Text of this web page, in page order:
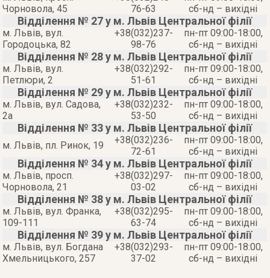
Чорновола, 45
76-63
сб-нд – вихідні
Відділення № 27 у м. Львів Центральної філії
м. Львів, вул.
Городоцька, 82
+38(032)237-
98-76
пн-пт 09:00-18:00,
сб-нд – вихідні
Відділення № 28 у м. Львів Центральної філії
м. Львів, вул.
Петлюри, 2
+38(032)292-
51-61
пн-пт 09:00-18:00,
сб-нд – вихідні
Відділення № 29 у м. Львів Центральної філії
м. Львів, вул. Садова,
2а
+38(032)232-
53-50
пн-пт 09:00-18:00,
сб-нд – вихідні
Відділення № 33 у м. Львів Центральної філії
м. Львів, пл. Ринок, 19
+38(032)236-
72-61
пн-пт 09:00-18:00,
сб-нд – вихідні
Відділення № 34 у м. Львів Центральної філії
м. Львів, просп.
Чорновола, 21
+38(032)297-
03-02
пн-пт 09:00-18:00,
сб-нд – вихідні
Відділення № 38 у м. Львів Центральної філії
м. Львів, вул. Франка,
109-111
+38(032)295-
63-74
пн-пт 09:00-18:00,
сб-нд – вихідні
Відділення № 39 у м. Львів Центральної філії
м. Львів, вул. Богдана
Хмельницького, 257
+38(032)293-
37-02
пн-пт 09:00-18:00,
сб-нд – вихідні